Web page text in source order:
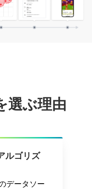
選ぶ理由
ルゴリズ
データソー